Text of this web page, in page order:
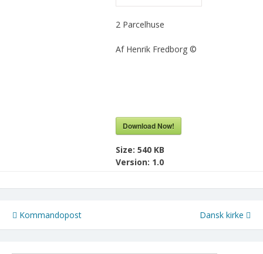
2 Parcelhuse
Af Henrik Fredborg ©
Download Now!
Size:540 KB
Version: 1.0
Indlægsnavigation
Kommandopost Dansk kirke